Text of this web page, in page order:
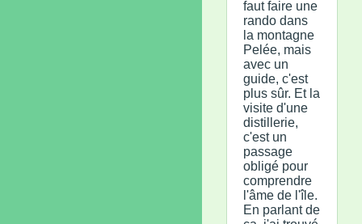
faut faire une
rando dans
la montagne
Pelée, mais
avec un
guide, c'est
plus sûr. Et la
visite d'une
distillerie,
c'est un
passage
obligé pour
comprendre
l'âme de l'île.
En parlant de